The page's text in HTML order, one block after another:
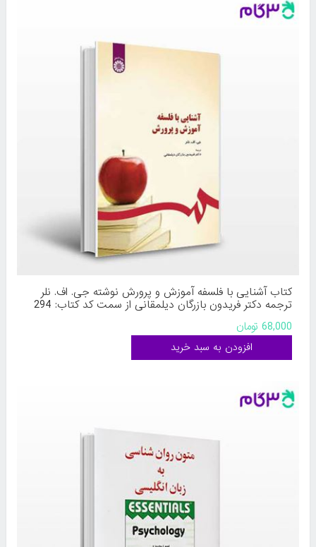
کتاب آشنایی با فلسفه آموزش و پرورش نوشته جی. اف. نلر
ترجمه دکتر فریدون بازرگان دیلمقانی از سمت کد کتاب: 294
68,000 تومان